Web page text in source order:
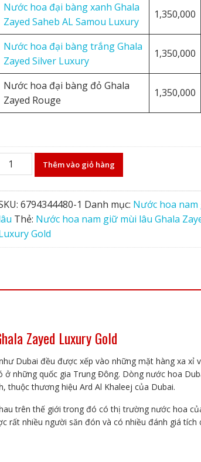
Nước hoa đại bàng xanh Ghala
Zayed Saheb AL Samou Luxury
1,350,000
Nước hoa đại bàng trắng Ghala
Zayed Silver Luxury
1,350,000
Nước hoa đại bàng đỏ Ghala
Zayed Rouge
1,350,000
Nước
Thêm vào giỏ hàng
6794344480-1 Danh mục: Nước hoa
Thẻ: Nước hoa nam giữ mùi lâu Ghala
Gold
Zayed Luxury Gold
Dubai đều được xếp vào những mặt hàng xa xỉ
những quốc gia Trung Đông. Dòng nước hoa
thuộc thương hiệu Ard Al Khaleej của Dubai.
trên thế giới trong đó có thị trường nước hoa
rất nhiều người săn đón và có nhiều đánh giá tích